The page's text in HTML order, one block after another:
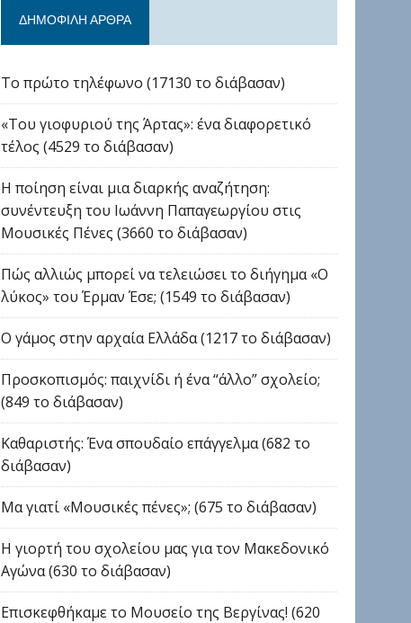
ΔΗΜΟΦΙΛΉ ΆΡΘΡΑ
Το πρώτο τηλέφωνο (17130 το διάβασαν)
«Του γιοφυριού της Άρτας»: ένα διαφορετικό
τέλος (4529 το διάβασαν)
Η ποίηση είναι μια διαρκής αναζήτηση:
συνέντευξη του Ιωάννη Παπαγεωργίου στις
Μουσικές Πένες (3660 το διάβασαν)
Πώς αλλιώς μπορεί να τελειώσει το διήγημα «Ο
λύκος» του Έρμαν Έσε; (1549 το διάβασαν)
Ο γάμος στην αρχαία Ελλάδα (1217 το διάβασαν)
Προσκοπισμός: παιχνίδι ή ένα “άλλο” σχολείο;
(849 το διάβασαν)
Καθαριστής: Ένα σπουδαίο επάγγελμα (682 το
διάβασαν)
Μα γιατί «Μουσικές πένες»; (675 το διάβασαν)
Η γιορτή του σχολείου μας για τον Μακεδονικό
Αγώνα (630 το διάβασαν)
Επισκεφθήκαμε το Μουσείο της Βεργίνας! (620